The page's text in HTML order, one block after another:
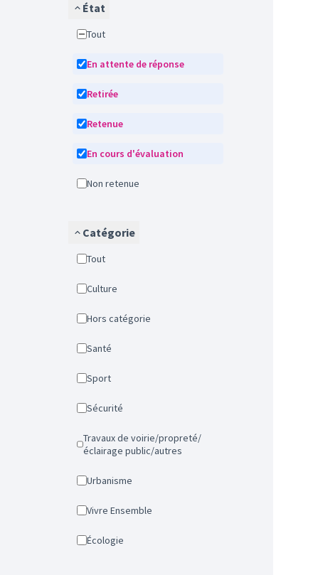
État
Tout
En attente de réponse
Retirée
Retenue
En cours d'évaluation
Non retenue
Catégorie
Tout
Culture
Hors catégorie
Santé
Sport
Sécurité
Travaux de voirie/propreté/
éclairage public/autres
Urbanisme
Vivre Ensemble
Écologie